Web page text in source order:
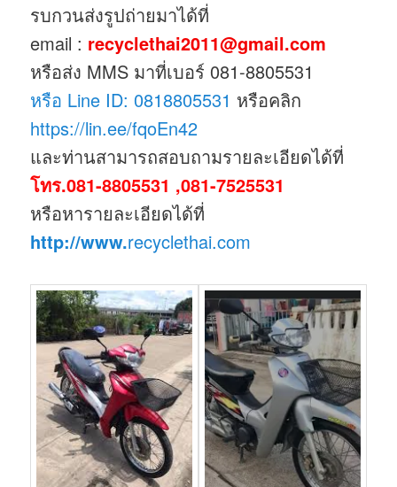
รบกวนส่งรูปถ่ายมาได้ที่
email : recyclethai2011@gmail.com
หรือส่ง MMS มาที่เบอร์ 081-8805531
หรือ Line ID: 0818805531 หรือคลิก
https://lin.ee/fqoEn42
และท่านสามารถสอบถามรายละเอียดได้ที่
โทร.081-8805531 ,081-7525531
หรือหารายละเอียดได้ที่
http://www.recyclethai.com